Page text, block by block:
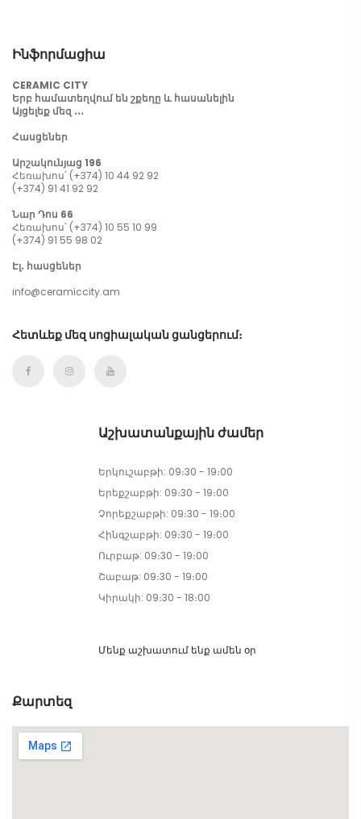
Ինֆորմացիա
CERAMIC CITY
Երբ համատեղվում են շքեղը և հասանելին
Այցելեք մեզ ․․․
Հասցեներ
Արշակունյաց 196
Հեռախոս՝ (+374) 10 44 92 92
(+374) 91 41 92 92
Նար Դոս 66
Հեռախոս՝ (+374) 10 55 10 99
(+374) 91 55 98 02
Էլ․ հասցեներ
info@ceramiccity.am
Հետևեք մեզ սոցիալական ցանցերում։
Աշխատանքային ժամեր
Երկուշաբթի: 09։30 - 19։00
Երեքշաբթի: 09։30 - 19։00
Չորեքշաբթի: 09։30 - 19։00
Հինգշաբթի: 09։30 - 19։00
Ուրբաթ: 09։30 - 19։00
Շաբաթ: 09։30 - 19։00
Կիրակի: 09։30 - 18։00
Մենք աշխատում ենք ամեն օր
Քարտեզ